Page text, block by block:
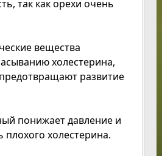
так как орехи очень
вещества
холестерина,
развитие
понижает давление и
плохого холестерина.